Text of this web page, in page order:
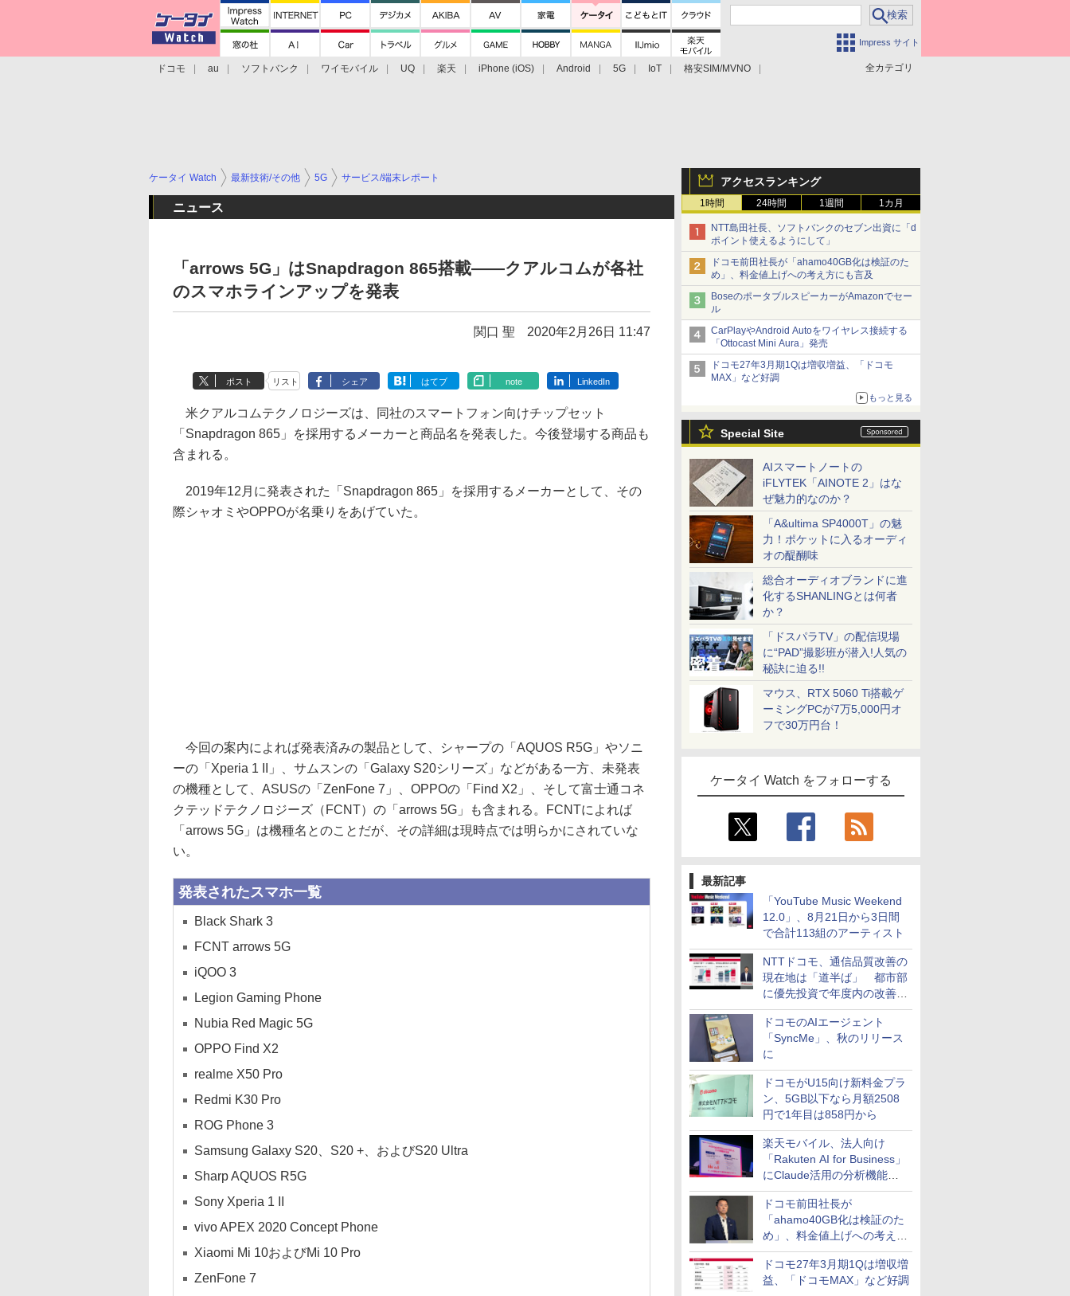
Impress サイト
全カテゴリ
ドコモ au ソフトバンク ワイモバイル UQ 楽天 iPhone (iOS) Android 5G IoT
格安SIM/MVNO
アクセスランキング
1時間 24時間 1週間 1カ月
NTT島田社長、ソフトバンクのセブン出資に「d
ポイント使えるようにして」
ドコモ前田社長が「ahamo40GB化は検証のた
め」、料金値上げへの考え方にも言及
BoseのポータブルスピーカーがAmazonでセー
ル
CarPlayやAndroid Autoをワイヤレス接続する
「Ottocast Mini Aura」発売
ドコモ27年3月期1Qは増収増益、「ドコモ
MAX」など好調
もっと見る
Special Site
AIスマートノートの
iFLYTEK「AINOTE 2」はな
ぜ魅力的なのか？
「A&ultima SP4000T」の魅
力！ポケットに入るオーディ
オの醍醐味
総合オーディオブランドに進
化するSHANLINGとは何者
か？
「ドスパラTV」の配信現場
に“PAD”撮影班が潜入!人気の
秘訣に迫る!!
マウス、RTX 5060 Ti搭載ゲ
ーミングPCが7万5,000円オ
フで30万円台！
ケータイ Watch をフォローする
最新記事
「YouTube Music Weekend
12.0」、8月21日から3日間
で合計113組のアーティスト
NTTドコモ、通信品質改善の
現在地は「道半ば」 都市部
に優先投資で年度内の改善目
指す
ドコモのAIエージェント
「SyncMe」、秋のリリース
に
ドコモがU15向け新料金プラ
ン、5GB以下なら月額2508
円で1年目は858円から
楽天モバイル、法人向け
「Rakuten AI for Business」
にClaude活用の分析機能な
どを追加
ドコモ前田社長が
「ahamo40GB化は検証のた
め」、料金値上げへの考え方
にも言及
ドコモ27年3月期1Qは増収増
益、「ドコモMAX」など好調
ケータイ Watch 最新技術/その他 5G サービス/端末レポート
ニュース
「arrows 5G」はSnapdragon 865搭載――クアルコムが各社
のスマホラインアップを発表
関口 聖 2020年2月26日 11:47
ポスト リスト シェア はてブ note LinkedIn
米クアルコムテクノロジーズは、同社のスマートフォン向けチップセット
「Snapdragon 865」を採用するメーカーと商品名を発表した。今後登場する商品も
含まれる。
2019年12月に発表された「Snapdragon 865」を採用するメーカーとして、その
際シャオミやOPPOが名乗りをあげていた。
今回の案内によれば発表済みの製品として、シャープの「AQUOS R5G」やソニ
ーの「Xperia 1 II」、サムスンの「Galaxy S20シリーズ」などがある一方、未発表
の機種として、ASUSの「ZenFone 7」、OPPOの「Find X2」、そして富士通コネ
クテッドテクノロジーズ（FCNT）の「arrows 5G」も含まれる。FCNTによれば
「arrows 5G」は機種名とのことだが、その詳細は現時点では明らかにされていな
い。
発表されたスマホ一覧
Black Shark 3
FCNT arrows 5G
iQOO 3
Legion Gaming Phone
Nubia Red Magic 5G
OPPO Find X2
realme X50 Pro
Redmi K30 Pro
ROG Phone 3
Samsung Galaxy S20、S20 +、およびS20 Ultra
Sharp AQUOS R5G
Sony Xperia 1 II
vivo APEX 2020 Concept Phone
Xiaomi Mi 10およびMi 10 Pro
ZenFone 7